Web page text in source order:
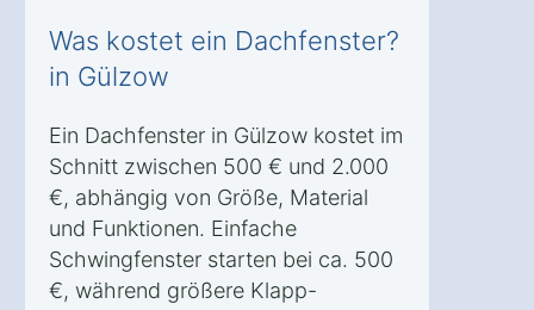
Was kostet ein Dachfenster?
in Gülzow
Ein Dachfenster in Gülzow kostet im
Schnitt zwischen 500 € und 2.000
€, abhängig von Größe, Material
und Funktionen. Einfache
Schwingfenster starten bei ca. 500
€, während größere Klapp-